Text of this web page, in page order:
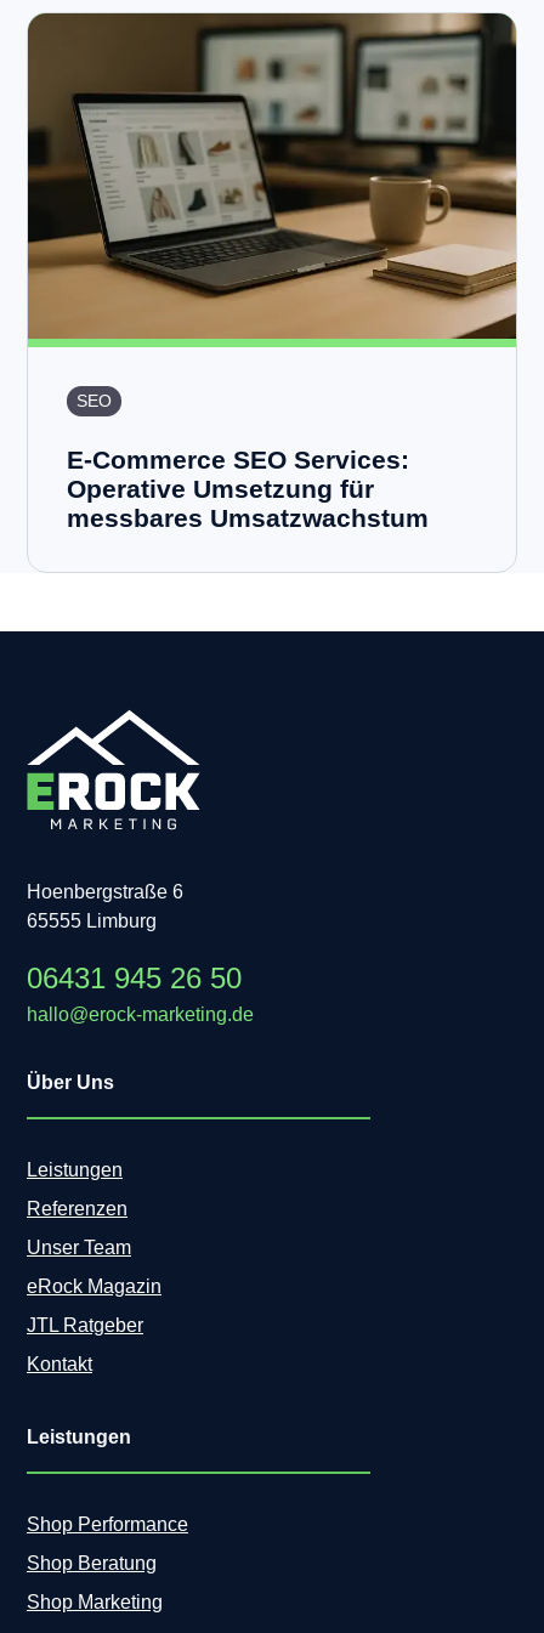
SEO
E-Commerce SEO Services:
Operative Umsetzung für
messbares Umsatzwachstum
Hoenbergstraße 6
65555 Limburg
06431 945 26 50
hallo@erock-marketing.de
Über Uns
Leistungen
Referenzen
Unser Team
eRock Magazin
JTL Ratgeber
Kontakt
Leistungen
Shop Performance
Shop Beratung
Shop Marketing